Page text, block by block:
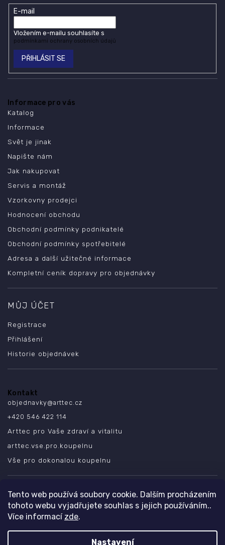
Tento web používá soubory cookie. Dalším procházením
tohoto webu vyjadřujete souhlas s jejich používáním..
Více informací zde.
Nastavení
E-mail
Vložením e-mailu souhlasíte s
podmínkami ochrany osobních údajů
PŘIHLÁSIT SE
Informace pro vás
Katalog
Informace
Svět je jinak
Napište nám
Jak nakupovat
Servis a montáž
Vzorkovny prodejci
Hodnocení obchodu
Obchodní podmínky podnikatelé
Obchodní podmínky spotřebitelé
Adresa a další užitečné informace
Kompletní ceník dopravy pro objednávky
MŮJ ÚČET
Registrace
Přihlášení
Historie objednávek
Kontakt
objednavky@arttec.cz
+420 546 422 114
Arttec pro Vaše zdraví a vitalitu
arttec.vse.pro.koupelnu
Vše pro dokonalou koupelnu
SLEDUJTE NÁS